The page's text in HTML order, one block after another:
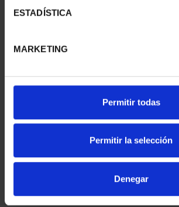
ESTADÍSTICA
MARKETING
Permitir todas
Permitir la selección
Denegar
SUSCRIPCIÓN
CAPITALES DE
949,00 €
registrados